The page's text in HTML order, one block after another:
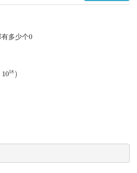
有多少个0
0
1018 )
)